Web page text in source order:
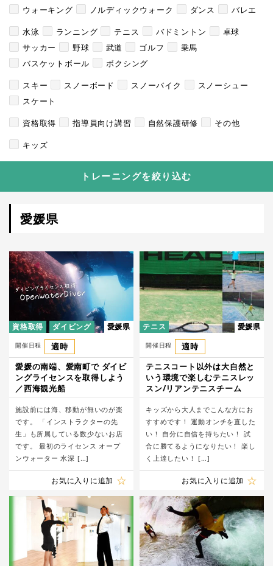
ウォーキング
ノルディックウォーク ダンス
バレエ
水泳
ランニング テニス バドミントン
卓球
サッカー
野球 武道 ゴルフ
乗馬
バスケットボール
ボクシング
スキー
スノーボード スノーバイク
スノーシュー
スケート
資格取得
指導員向け講習 自然保護研修
その他
キッズ
トレーニングを絞り込む
愛媛県
資格取得 ダイビング 愛媛県
開催日程
適時
愛媛の南端、愛南町で ダイビ
ングライセンスを取得しよう
／西海観光船
施設前には海、移動が無いのが楽
です。 「インストラクターの先
生」も所属している数少ないお店
です。 最初のライセンス オープ
ンウォーター 水深 […]
お気に入りに追加
テニス 愛媛県
開催日程
適時
テニスコート以外は大自然と
いう環境で楽しむテニスレッ
スン/リアンテニスチーム
キッズから大人までこんな方にお
すすめです！ 運動オンチを直した
い！ 自分に自信を持ちたい！ 試
合に勝てるようになりたい！ 楽し
く上達したい！ […]
お気に入りに追加